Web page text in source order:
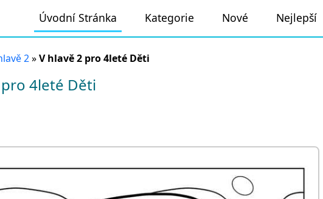
Úvodní Stránka Kategorie Nové Nejlepší
2»V hlavě 2 pro 4leté Děti
4leté Děti